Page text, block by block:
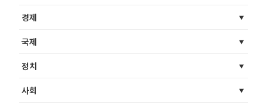
경제
국제
정치
사회